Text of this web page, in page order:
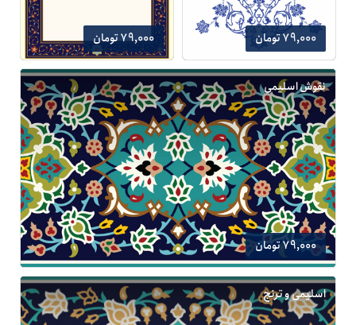
79,000 تومان 79,000 تومان
نقوش اسلیمی
79,000 تومان
اسلیمی و ترنج